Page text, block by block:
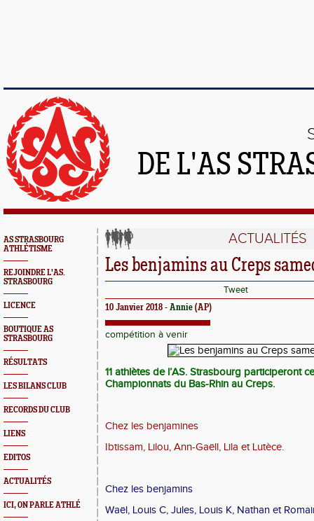
DE L'AS
AS STRASBOURG
ATHLÉTISME
REJOINDRE L'AS.
STRASBOURG
LICENCE
BOUTIQUE AS
STRASBOURG
RÉSULTATS
LES BILANS CLUB
RECORDS DU CLUB
LIENS
EDITOS
ACTUALITÉS
ICI, ON PARLE ATHLÉ
ACTUALITÉS
Les benjamins au Creps
Tweet
10 Janvier 2018 - Annie (AP)
compétition à venir
11 athlètes de l’AS. Strasbourg participeront
Championnats du Bas-Rhin au Creps.
Chez les benjamines
Ibtissam, Lilou, Ann-Gaëll, Lila et Lutèce.
Chez les benjamins
Waël, Louis C, Jules, Louis K, Nathan et